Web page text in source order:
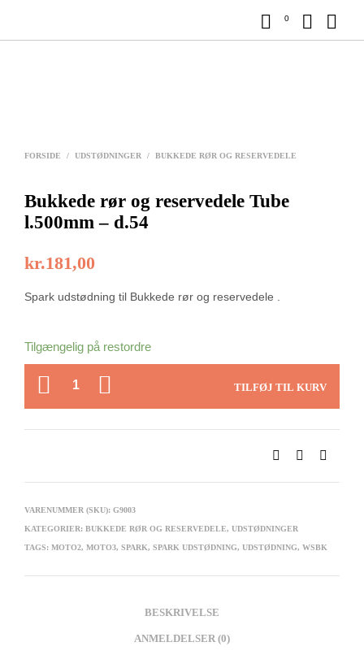
0
FORSIDE / UDSTØDNINGER / BUKKEDE RØR OG RESERVEDELE
Bukkede rør og reservedele Tube
l.500mm – d.54
kr.181,00
Spark udstødning til Bukkede rør og reservedele .
Tilgængelig på restordre
ANTAL
TILFØJ TIL KURV
VARENUMMER (SKU): G9003
KATEGORIER: BUKKEDE RØR OG RESERVEDELE, UDSTØDNINGER
TAGS: MOTO2, MOTO3, SPARK, SPARK UDSTØDNING, UDSTØDNING, WSBK
BESKRIVELSE
ANMELDELSER (0)